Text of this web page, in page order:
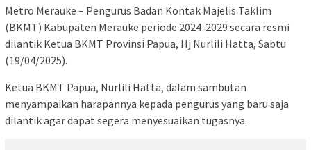
Metro Merauke – Pengurus Badan Kontak Majelis Taklim
(BKMT) Kabupaten Merauke periode 2024-2029 secara resmi
dilantik Ketua BKMT Provinsi Papua, Hj Nurlili Hatta, Sabtu
(19/04/2025).
Ketua BKMT Papua, Nurlili Hatta, dalam sambutan
menyampaikan harapannya kepada pengurus yang baru saja
dilantik agar dapat segera menyesuaikan tugasnya.